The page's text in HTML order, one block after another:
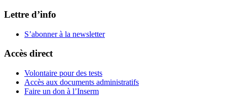
Lettre d’info
S’abonner à la newsletter
Accès direct
Volontaire pour des tests
Accès aux documents administratifs
Faire un don à l’Inserm